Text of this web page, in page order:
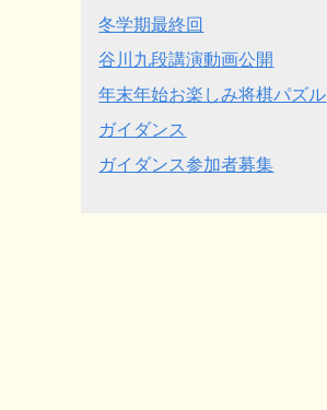
冬学期最終回
谷川九段講演動画公開
年末年始お楽しみ将棋パズル
ガイダンス
ガイダンス参加者募集